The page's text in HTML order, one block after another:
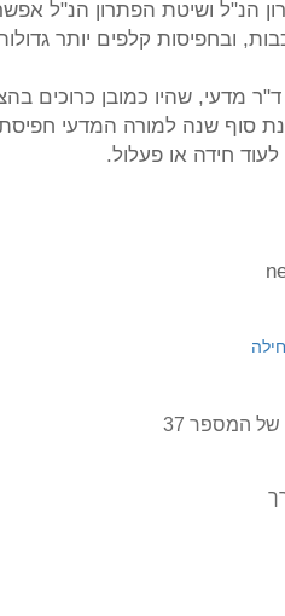
הנ"ל ושיטת הפתרון הנ"ל
ובחפיסות קלפים יותר
מדעי, שהיו כמובן כרוכים
סוף שנה למורה המדעי
חידה או פעלול.
המספר 37